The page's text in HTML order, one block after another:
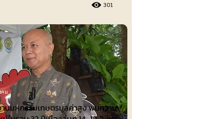
301
านมหกรรมเกษตรมูลค่าสูง พบความ
คม